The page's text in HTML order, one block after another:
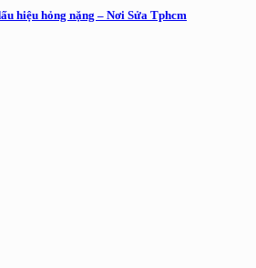
hiệu hỏng nặng – Nơi Sửa Tphcm